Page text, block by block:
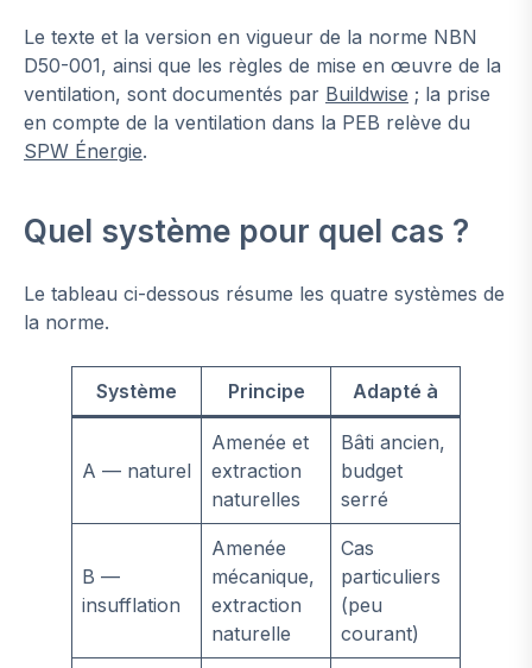
Le texte et la version en vigueur de la norme NBN
D50-001, ainsi que les règles de mise en œuvre de la
ventilation, sont documentés par Buildwise ; la prise
en compte de la ventilation dans la PEB relève du
SPW Énergie.
Quel système pour quel cas ?
Le tableau ci-dessous résume les quatre systèmes de
la norme.
Système Principe Adapté à
A — naturel
Amenée et
extraction
naturelles
Bâti ancien,
budget
serré
B —
insufflation
Amenée
mécanique,
extraction
naturelle
Cas
particuliers
(peu
courant)